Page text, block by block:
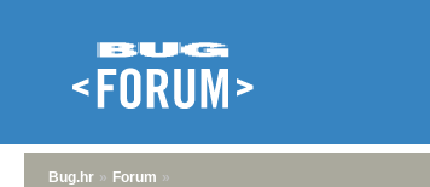
Bug.hr » Forum »